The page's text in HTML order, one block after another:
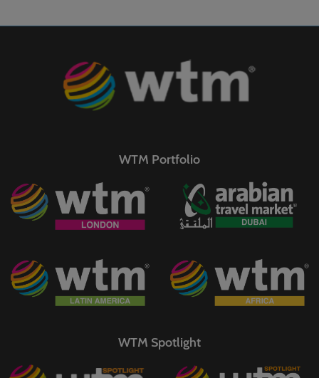
WTM Portfolio
WTM Spotlight